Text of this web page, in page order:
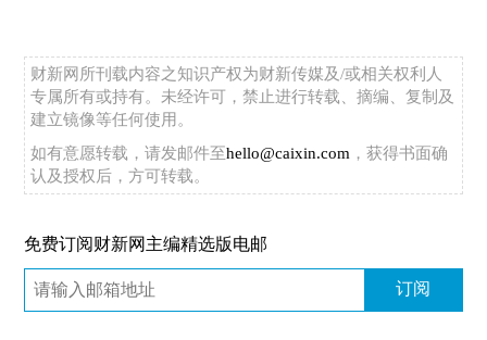
财新网所刊载内容之知识产权为财新传媒及/或相关权利人
专属所有或持有。未经许可，禁止进行转载、摘编、复制及
建立镜像等任何使用。
如有意愿转载，请发邮件至hello@caixin.com ，获得书面确
认及授权后，方可转载。
免费订阅财新网主编精选版电邮
订阅